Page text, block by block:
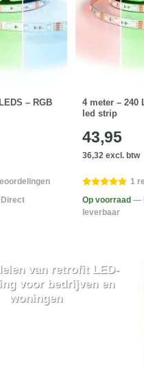
– RGB
4 meter – 240
led strip
43,95
36,32 excl. btw
1
Op voorraad —
leverbaar
van retrofit LED-
voor bedrijven en
woningen